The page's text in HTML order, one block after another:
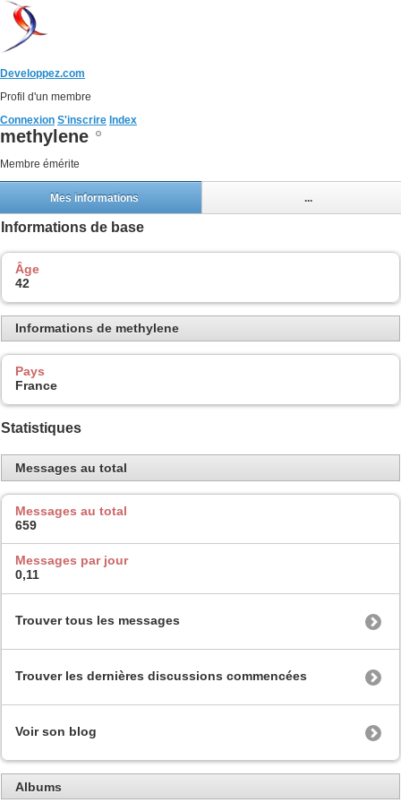
Developpez.com
Profil d'un membre
Connexion S'inscrire Index
methylene
Membre émérite
Mes informations ...
Informations de base
Âge
42
Informations de methylene
Pays
France
Statistiques
Messages au total
Messages au total
659
Messages par jour
0,11
Trouver tous les messages
Trouver les dernières discussions commencées
Voir son blog
Albums